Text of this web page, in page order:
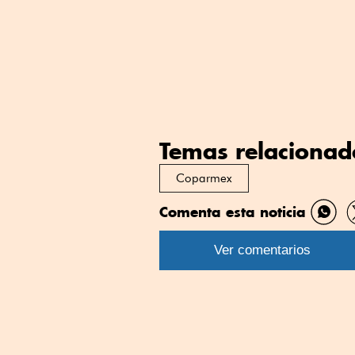
Temas
Coparmex
Comenta esta noticia
por
Ver comentarios